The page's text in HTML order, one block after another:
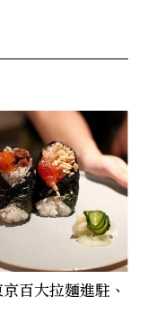
百大拉麵進駐、